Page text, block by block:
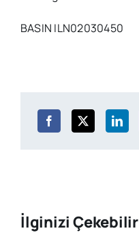
BASIN ILN02030450
İlginizi Çekebilir